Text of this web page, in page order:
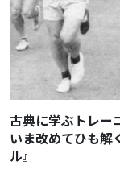
古典に学ぶトレー
いま改めてひも解
ル』